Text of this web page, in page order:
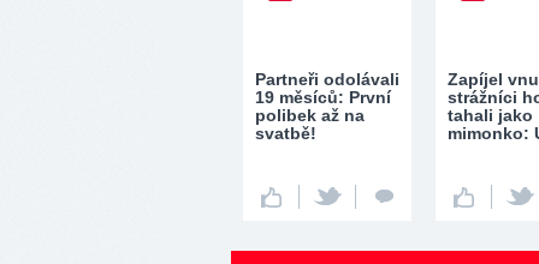
Partneři odolávali
19 měsíců: První
polibek až na
svatbě!
Zapíjel
strážníci
tahali jako
mimonko: